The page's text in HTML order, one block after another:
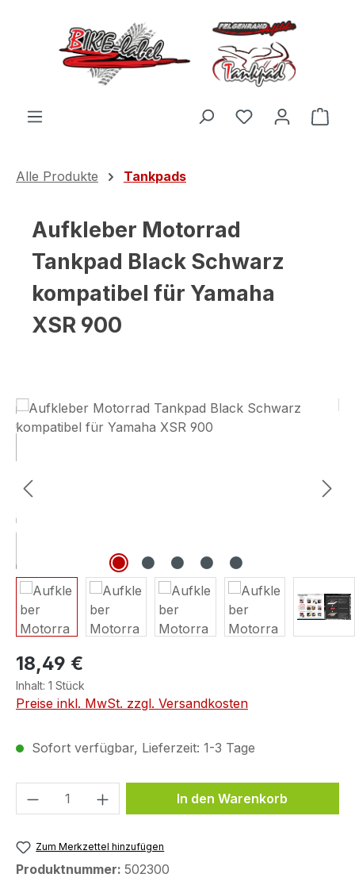
Zum Hauptinhalt springen
Du hast 0
Alle Produkte Tankpads
Aufkleber Motorrad
Tankpad Black Schwarz
kompatibel für Yamaha
XSR 900
Bildergalerie überspringen
18,49 €
Inhalt: 1 Stück
Preise inkl. MwSt. zzgl. Versandkosten
Sofort verfügbar, Lieferzeit: 1-3 Tage
Produkt Anzahl: Gib denIn den Warenkorb
Zum Merkzettel hinzufügen
Produktnummer: 502300